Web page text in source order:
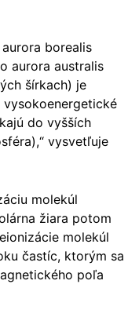
borealis
aurora australis
šírkach) je
do vyšších
vysvetľuje
molekúl
žiara potom
molekúl
častíc, ktorým sa
poľa